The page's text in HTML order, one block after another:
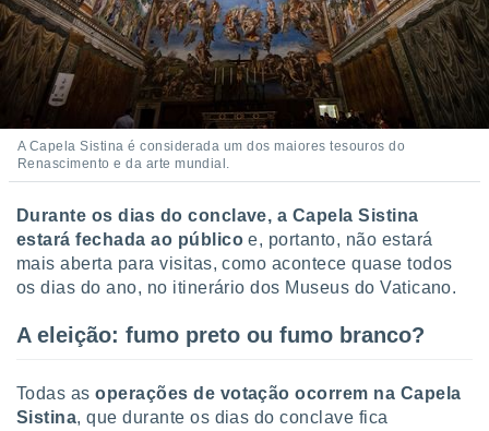
A Capela Sistina é considerada um dos maiores tesouros do
Renascimento e da arte mundial.
Durante os dias do conclave, a Capela Sistina
estará fechada ao público e, portanto, não estará
mais aberta para visitas, como acontece quase todos
os dias do ano, no itinerário dos Museus do Vaticano.
A eleição: fumo preto ou fumo branco?
Todas as operações de votação ocorrem na Capela
Sistina, que durante os dias do conclave fica